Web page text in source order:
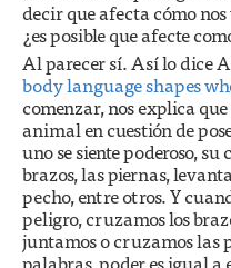
decir que afecta cómo
¿es posible que afecte
Al parecer sí. Así lo dice
body language shapes
comenzar, nos explica
animal en cuestión de
uno se siente poderoso,
brazos, las piernas,
pecho, entre otros. Y
peligro, cruzamos los
juntamos o cruzamos las